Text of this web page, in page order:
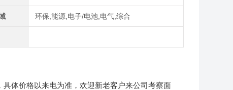
环保,能源,电子/电池,电气,综合
体价格以来电为准，欢迎新老客户来公司考察面